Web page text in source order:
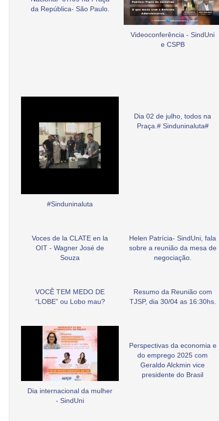
da República- São Paulo.
Videoconferência - SindUni
e CSPB
#Sinduninaluta
Dia 02 de julho, todos na
Praça.# Sinduninaluta#
Voces de la CLATE en la
OIT - Wagner José de
Souza
Helen Patrícia- SindUni, fala
sobre a reunião da mesa de
negociação.
VOCÊ TEM MEDO DE
“LOBE” ou Lobo mau?
Resumo da Reunião com
TJSP, dia 30/04 as 16:30hs.
Dia internacional da mulher
- SindUni
Perspectivas da economia e
do emprego 2025 com
Geraldo Alckmin vice
presidente do Brasil